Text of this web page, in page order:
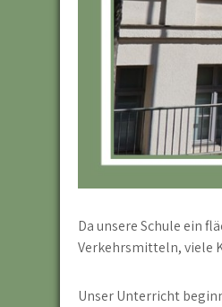
Da unsere Schule ein
Verkehrsmitteln, viele
Unser Unterricht